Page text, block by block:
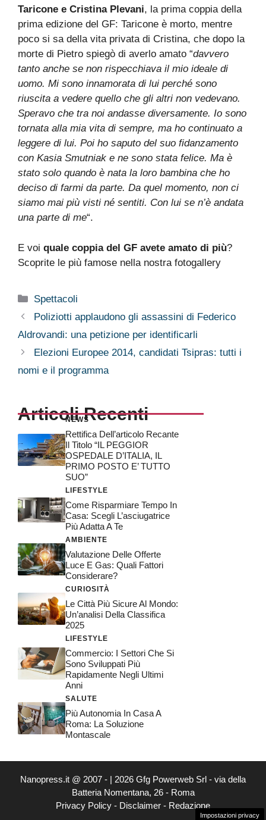
Taricone e Cristina Plevani, la prima coppia della
prima edizione del GF: Taricone è morto, mentre
poco si sa della vita privata di Cristina, che dopo la
morte di Pietro spiegò di averlo amato “davvero
tanto anche se non rispecchiava il mio ideale di
uomo. Mi sono innamorata di lui perché sono
riuscita a vedere quello che gli altri non vedevano.
Speravo che tra noi andasse diversamente. Io sono
tornata alla mia vita di sempre, ma ho continuato a
leggere di lui. Poi ho saputo del suo fidanzamento
con Kasia Smutniak e ne sono stata felice. Ma è
stato solo quando è nata la loro bambina che ho
deciso di farmi da parte. Da quel momento, non ci
siamo mai più visti né sentiti. Con lui se n’è andata
una parte di me“.
E voi quale coppia del GF avete amato di più?
Scoprite le più famose nella nostra fotogallery
Categorie
Spettacoli
Poliziotti applaudono gli assassini di Federico
Aldrovandi: una petizione per identificarli
Elezioni Europee 2014, candidati Tsipras: tutti i
nomi e il programma
Articoli Recenti
NEWS
Rettifica Dell’articolo Recante
Il Titolo “IL PEGGIOR
OSPEDALE D’ITALIA, IL
PRIMO POSTO E’ TUTTO
SUO”
LIFESTYLE
Come Risparmiare Tempo In
Casa: Scegli L’asciugatrice
Più Adatta A Te
AMBIENTE
Valutazione Delle Offerte
Luce E Gas: Quali Fattori
Considerare?
CURIOSITÀ
Le Città Più Sicure Al Mondo:
Un’analisi Della Classifica
2025
LIFESTYLE
Commercio: I Settori Che Si
Sono Sviluppati Più
Rapidamente Negli Ultimi
Anni
SALUTE
Più Autonomia In Casa A
Roma: La Soluzione
Montascale
Nanopress.it @ 2007 - | 2026 Gfg Powerweb Srl - via della
Batteria Nomentana, 26 - Roma
Privacy Policy - Disclaimer - Redazione
Impostazioni privacy